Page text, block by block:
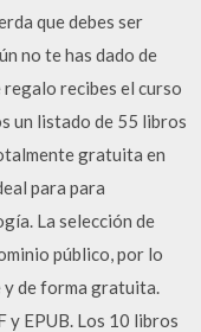
que debes ser
no te has dado de
regalo recibes el curso
un listado de 55 libros
gratuita en
para para
La selección de
público, por lo
de forma gratuita.
EPUB. Los 10 libros